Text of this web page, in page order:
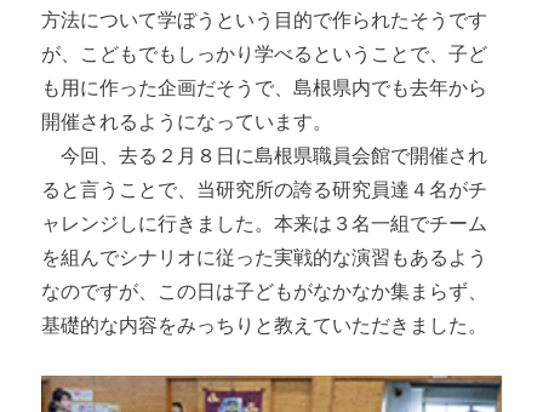
方法について学ぼうという目的で作られたそうです
が、こどもでもしっかり学べるということで、子ど
も用に作った企画だそうで、島根県内でも去年から
開催されるようになっています。
今回、去る２月８日に島根県職員会館で開催され
ると言うことで、当研究所の誇る研究員達４名がチ
ャレンジしに行きました。本来は３名一組でチーム
を組んでシナリオに従った実戦的な演習もあるよう
なのですが、この日は子どもがなかなか集まらず、
基礎的な内容をみっちりと教えていただきました。